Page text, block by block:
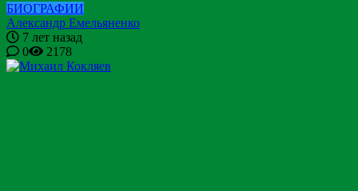
БИОГРАФИИ
Александр Емельяненко
7 лет назад
0
2178